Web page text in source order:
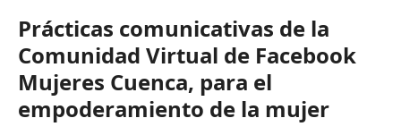
Prácticas comunicativas de la
Comunidad Virtual de Facebook
Mujeres Cuenca, para el
empoderamiento de la mujer